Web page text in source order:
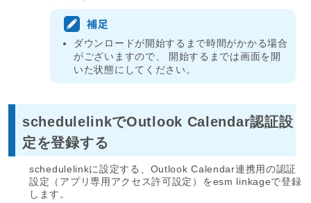
ダウンロードが開始するまで時間がかかる場合
がございますので、 開始するまでは画面を開
いた状態にしてください。
schedulelinkでOutlook Calendar認証設
定を登録する
schedulelinkに設定する、Outlook Calendar連携用の認証
設定（アプリ専用アクセス許可設定）をesm linkageで登録
します。